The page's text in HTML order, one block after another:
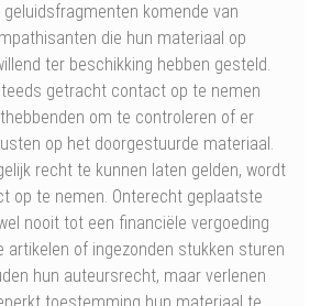
komende van
die hun materiaal op
ter beschikking hebben gesteld.
getracht contact op te nemen
om te controleren of er
op het doorgestuurde materiaal.
recht te kunnen laten gelden, wordt
op te nemen. Onterecht geplaatste
nooit tot een financiële vergoeding
artikelen of ingezonden stukken sturen
hun auteursrecht, maar verlenen